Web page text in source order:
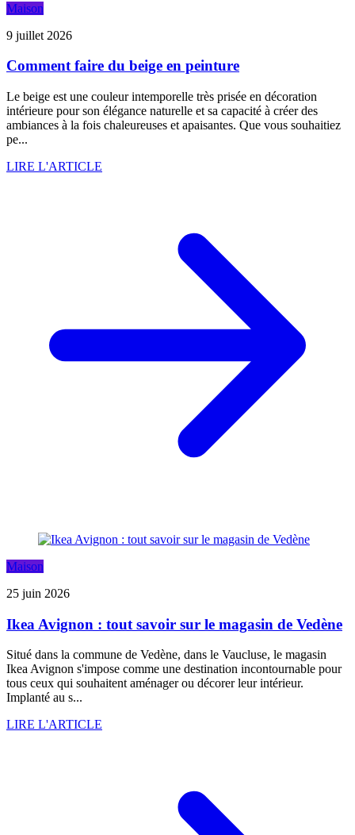
Maison
9 juillet 2026
Comment faire du beige en peinture
Le beige est une couleur intemporelle très prisée en décoration
intérieure pour son élégance naturelle et sa capacité à créer des
ambiances à la fois chaleureuses et apaisantes. Que vous souhaitiez
pe...
LIRE L'ARTICLE
Maison
25 juin 2026
Ikea Avignon : tout savoir sur le magasin de Vedène
Situé dans la commune de Vedène, dans le Vaucluse, le magasin
Ikea Avignon s'impose comme une destination incontournable pour
tous ceux qui souhaitent aménager ou décorer leur intérieur.
Implanté au s...
LIRE L'ARTICLE